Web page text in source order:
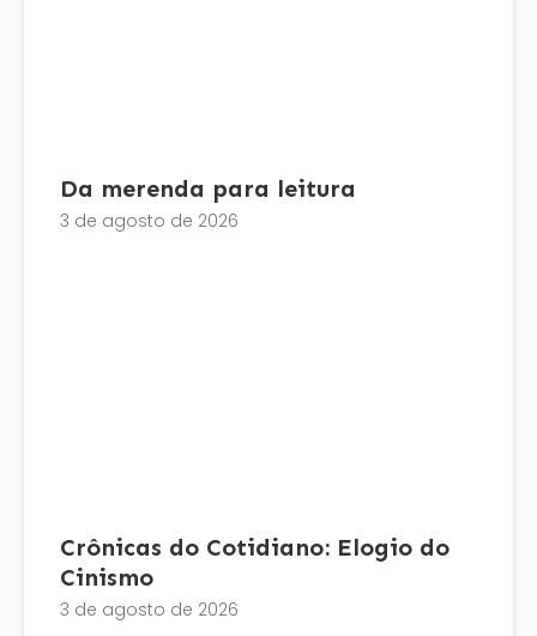
Da merenda para leitura
3 de agosto de 2026
Crônicas do Cotidiano: Elogio do
Cinismo
3 de agosto de 2026